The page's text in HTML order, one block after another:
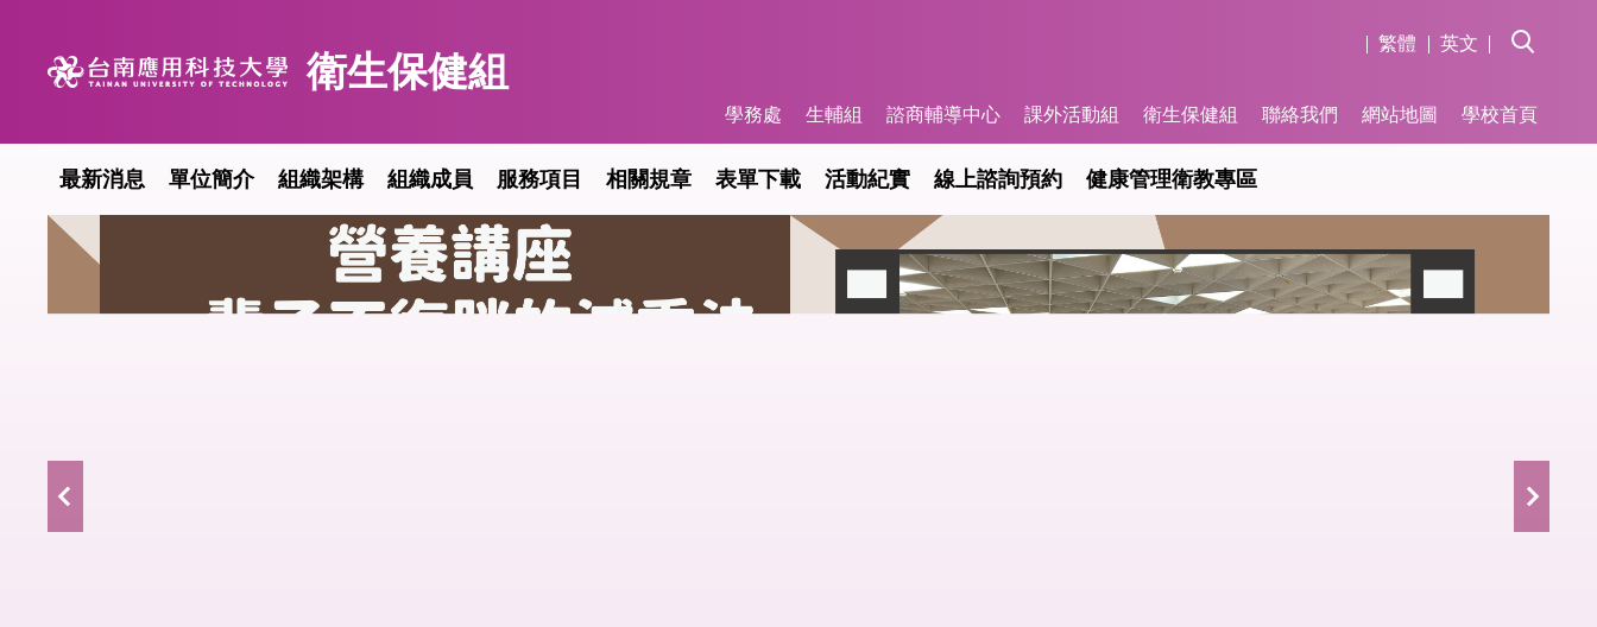
衛生保健組
繁體 英文
最新消息 單位簡介 組織架構 組織成員 服務項目 相關規章 表單下載 活動紀實 線上諮詢預約 健康管理衛教專區
學務處 生輔組 諮商輔導中心 課外活動組 衛生保健組 聯絡我們 網站地圖 學校首頁